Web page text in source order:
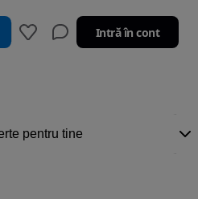
Intră în cont